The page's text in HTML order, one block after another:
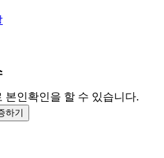
본인확인을 할 수 있습니다.
하기